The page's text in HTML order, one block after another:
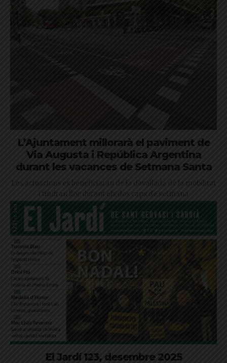
L’Ajuntament millorarà el paviment de
Via Augusta i República Argentina
durant les vacances de Setmana Santa
Les actuacions es beneficiaran de la davallada de la mobilitat
i tindran lloc durant els dos caps de setmana
El Jardí 123, desembre 2025